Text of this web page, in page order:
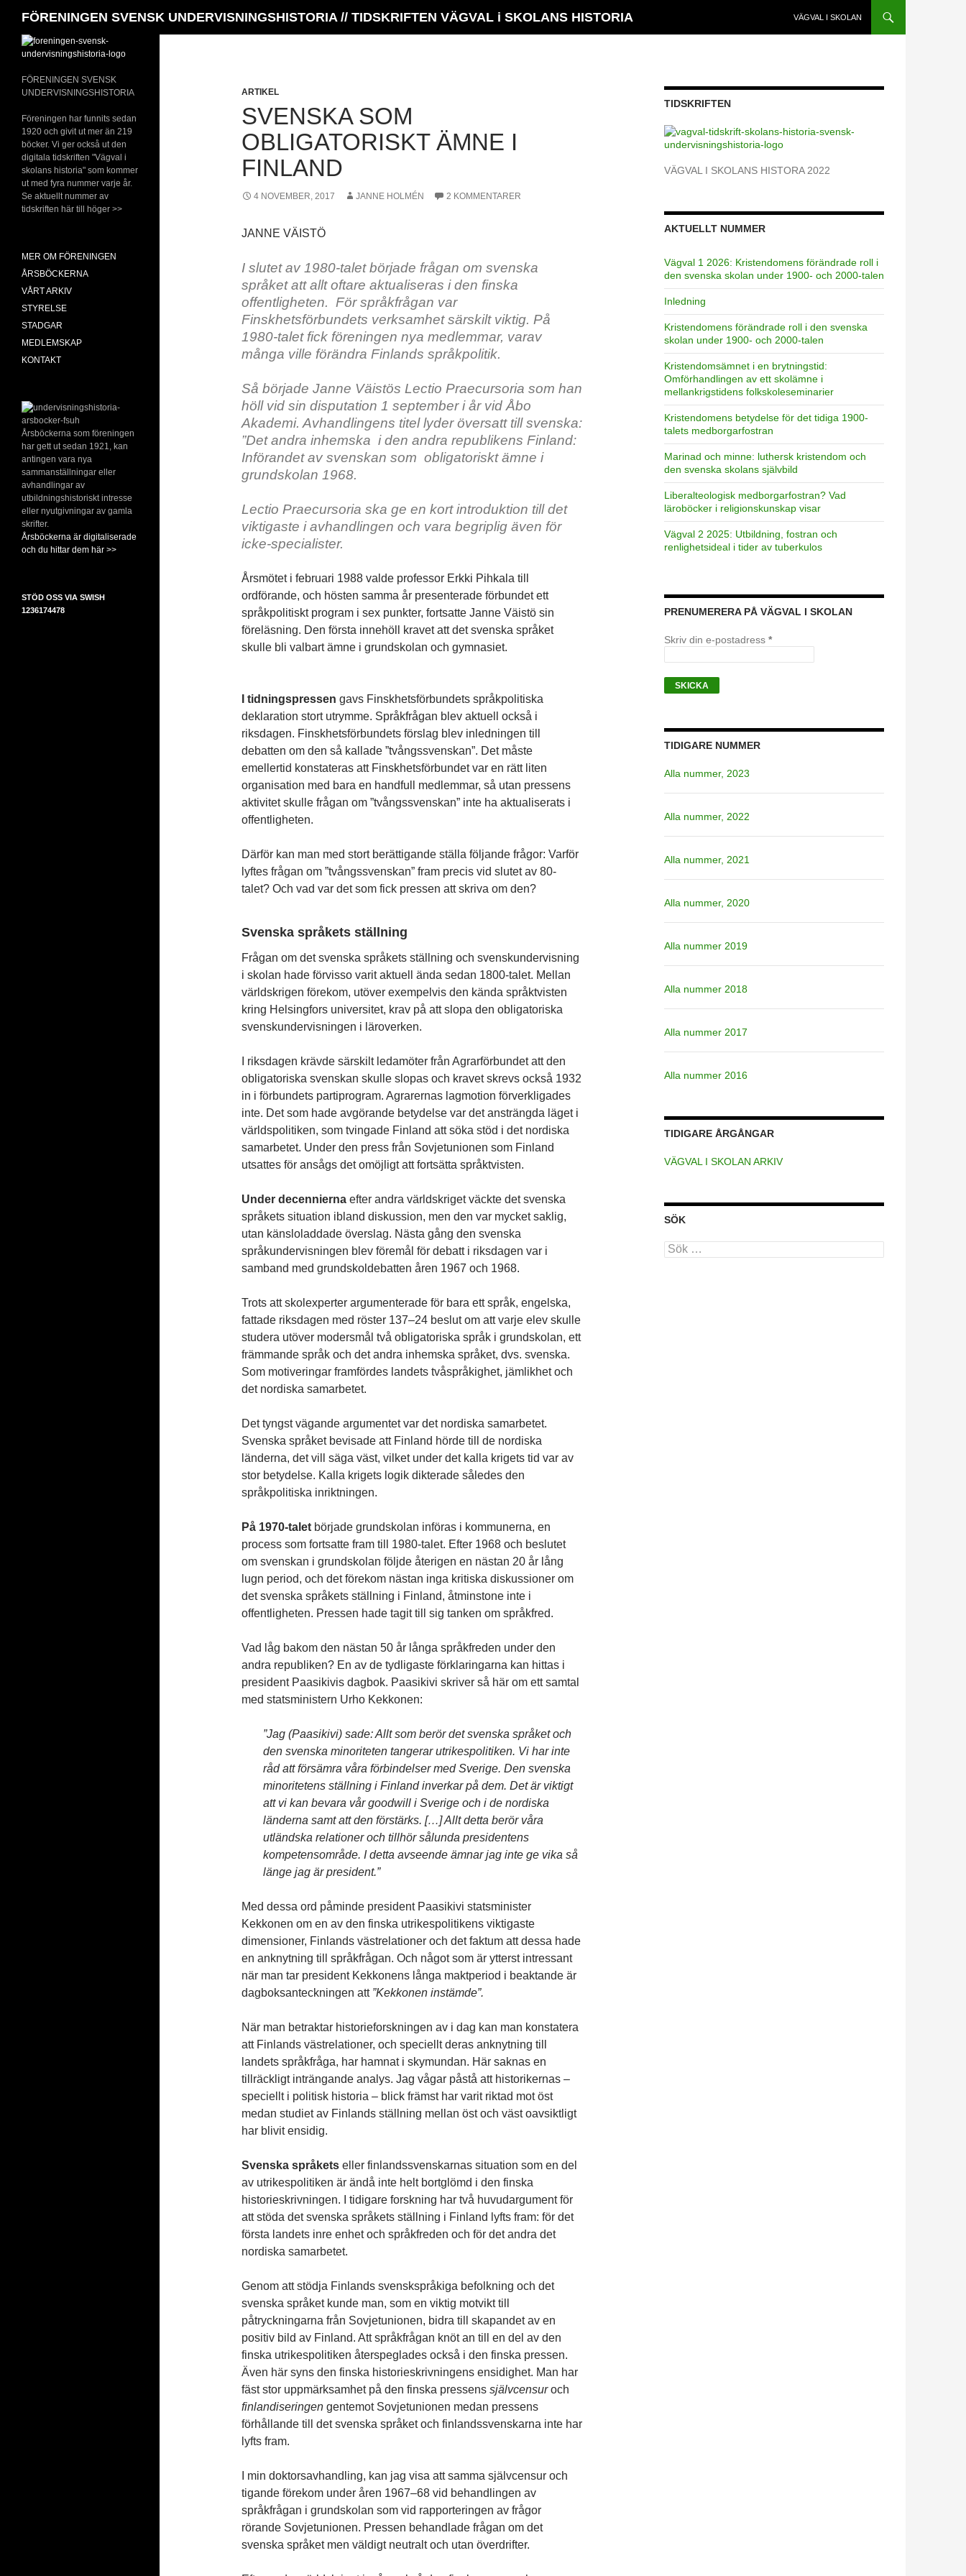
Hoppa
innehåll
FÖRENINGEN SVENSK UNDERVISNINGSHISTORIA // TIDSKRIFTEN VÄGVAL i SKOLANS HISTORIA VÄGVAL I SKOLAN
ARTIKEL
SVENSKA SOM
OBLIGATORISKT ÄMNE I
FINLAND
4 NOVEMBER, 2017 JANNE HOLMÉN 2 KOMMENTARER
JANNE VÄISTÖ
I slutet av 1980-talet började frågan om svenska
språket att allt oftare aktualiseras i den finska
offentligheten. För språkfrågan var
Finskhetsförbundets verksamhet särskilt viktig. På
1980-talet fick föreningen nya medlemmar, varav
många ville förändra Finlands språkpolitik.
Så började Janne Väistös Lectio Praecursoria som han
höll vid sin disputation 1 september i år vid Åbo
Akademi. Avhandlingens titel lyder översatt till svenska:
”Det andra inhemska i den andra republikens Finland:
Införandet av svenskan som obligatoriskt ämne i
grundskolan 1968.
Lectio Praecursoria ska ge en kort introduktion till det
viktigaste i avhandlingen och vara begriplig även för
icke-specialister.
Årsmötet i februari 1988 valde professor Erkki Pihkala till
ordförande, och hösten samma år presenterade förbundet ett
språkpolitiskt program i sex punkter, fortsatte Janne Väistö sin
föreläsning. Den första innehöll kravet att det svenska språket
skulle bli valbart ämne i grundskolan och gymnasiet.
I tidningspressen gavs Finskhetsförbundets språkpolitiska
deklaration stort utrymme. Språkfrågan blev aktuell också i
riksdagen. Finskhetsförbundets förslag blev inledningen till
debatten om den så kallade ”tvångssvenskan”. Det måste
emellertid konstateras att Finskhetsförbundet var en rätt liten
organisation med bara en handfull medlemmar, så utan pressens
aktivitet skulle frågan om ”tvångssvenskan” inte ha aktualiserats i
offentligheten.
Därför kan man med stort berättigande ställa följande frågor: Varför
lyftes frågan om ”tvångssvenskan” fram precis vid slutet av 80-
talet? Och vad var det som fick pressen att skriva om den?
Svenska språkets ställning
Frågan om det svenska språkets ställning och svenskundervisning
i skolan hade förvisso varit aktuell ända sedan 1800-talet. Mellan
världskrigen förekom, utöver exempelvis den kända språktvisten
kring Helsingfors universitet, krav på att slopa den obligatoriska
svenskundervisningen i läroverken.
I riksdagen krävde särskilt ledamöter från Agrarförbundet att den
obligatoriska svenskan skulle slopas och kravet skrevs också 1932
in i förbundets partiprogram. Agrarernas lagmotion förverkligades
inte. Det som hade avgörande betydelse var det ansträngda läget i
världspolitiken, som tvingade Finland att söka stöd i det nordiska
samarbetet. Under den press från Sovjetunionen som Finland
utsattes för ansågs det omöjligt att fortsätta språktvisten.
Under decennierna efter andra världskriget väckte det svenska
språkets situation ibland diskussion, men den var mycket saklig,
utan känsloladdade överslag. Nästa gång den svenska
språkundervisningen blev föremål för debatt i riksdagen var i
samband med grundskoldebatten åren 1967 och 1968.
Trots att skolexperter argumenterade för bara ett språk, engelska,
fattade riksdagen med röster 137–24 beslut om att varje elev skulle
studera utöver modersmål två obligatoriska språk i grundskolan, ett
främmande språk och det andra inhemska språket, dvs. svenska.
Som motiveringar framfördes landets tvåspråkighet, jämlikhet och
det nordiska samarbetet.
Det tyngst vägande argumentet var det nordiska samarbetet.
Svenska språket bevisade att Finland hörde till de nordiska
länderna, det vill säga väst, vilket under det kalla krigets tid var av
stor betydelse. Kalla krigets logik dikterade således den
språkpolitiska inriktningen.
På 1970-talet började grundskolan införas i kommunerna, en
process som fortsatte fram till 1980-talet. Efter 1968 och beslutet
om svenskan i grundskolan följde återigen en nästan 20 år lång
lugn period, och det förekom nästan inga kritiska diskussioner om
det svenska språkets ställning i Finland, åtminstone inte i
offentligheten. Pressen hade tagit till sig tanken om språkfred.
Vad låg bakom den nästan 50 år långa språkfreden under den
andra republiken? En av de tydligaste förklaringarna kan hittas i
president Paasikivis dagbok. Paasikivi skriver så här om ett samtal
med statsministern Urho Kekkonen:
”Jag (Paasikivi) sade: Allt som berör det svenska språket och
den svenska minoriteten tangerar utrikespolitiken. Vi har inte
råd att försämra våra förbindelser med Sverige. Den svenska
minoritetens ställning i Finland inverkar på dem. Det är viktigt
att vi kan bevara vår goodwill i Sverige och i de nordiska
länderna samt att den förstärks. […] Allt detta berör våra
utländska relationer och tillhör sålunda presidentens
kompetensområde. I detta avseende ämnar jag inte ge vika så
länge jag är president.”
Med dessa ord påminde president Paasikivi statsminister
Kekkonen om en av den finska utrikespolitikens viktigaste
dimensioner, Finlands västrelationer och det faktum att dessa hade
en anknytning till språkfrågan. Och något som är ytterst intressant
när man tar president Kekkonens långa maktperiod i beaktande är
dagboksanteckningen att ”Kekkonen instämde”.
När man betraktar historieforskningen av i dag kan man konstatera
att Finlands västrelationer, och speciellt deras anknytning till
landets språkfråga, har hamnat i skymundan. Här saknas en
tillräckligt inträngande analys. Jag vågar påstå att historikernas –
speciellt i politisk historia – blick främst har varit riktad mot öst
medan studiet av Finlands ställning mellan öst och väst oavsiktligt
har blivit ensidig.
Svenska språkets eller finlandssvenskarnas situation som en del
av utrikespolitiken är ändå inte helt bortglömd i den finska
historieskrivningen. I tidigare forskning har två huvudargument för
att stöda det svenska språkets ställning i Finland lyfts fram: för det
första landets inre enhet och språkfreden och för det andra det
nordiska samarbetet.
Genom att stödja Finlands svenskspråkiga befolkning och det
svenska språket kunde man, som en viktig motvikt till
påtryckningarna från Sovjetunionen, bidra till skapandet av en
positiv bild av Finland. Att språkfrågan knöt an till en del av den
finska utrikespolitiken återspeglades också i den finska pressen.
Även här syns den finska historieskrivningens ensidighet. Man har
fäst stor uppmärksamhet på den finska pressens självcensuroch
finlandiseringen gentemot Sovjetunionen medan pressens
förhållande till det svenska språket och finlandssvenskarna inte har
lyfts fram.
I min doktorsavhandling, kan jag visa att samma självcensur och
tigande förekom under åren 1967–68 vid behandlingen av
språkfrågan i grundskolan som vid rapporteringen av frågor
rörande Sovjetunionen. Pressen behandlade frågan om det
svenska språket men väldigt neutralt och utan överdrifter.
TIDSKRIFTEN
VÄGVAL I SKOLANS HISTORA 2022
AKTUELLT NUMMER
Vägval 1 2026: Kristendomens förändrade roll i
den svenska skolan under 1900- och 2000-talen
Inledning
Kristendomens förändrade roll i den svenska
skolan under 1900- och 2000-talen
Kristendomsämnet i en brytningstid:
Omförhandlingen av ett skolämne i
mellankrigstidens folkskoleseminarier
Kristendomens betydelse för det tidiga 1900-
talets medborgarfostran
Marinad och minne: luthersk kristendom och
den svenska skolans självbild
Liberalteologisk medborgarfostran? Vad
läroböcker i religionskunskap visar
Vägval 2 2025: Utbildning, fostran och
renlighetsideal i tider av tuberkulos
PRENUMERERA PÅ VÄGVAL I SKOLAN
Skriv din e-postadress *
TIDIGARE NUMMER
Alla nummer, 2023
Alla nummer, 2022
Alla nummer, 2021
Alla nummer, 2020
Alla nummer 2019
Alla nummer 2018
Alla nummer 2017
Alla nummer 2016
TIDIGARE ÅRGÅNGAR
VÄGVAL I SKOLAN ARKIV
SÖK
Sök
efter:
FÖRENINGEN SVENSK
UNDERVISNINGSHISTORIA
Föreningen har funnits sedan
1920 och givit ut mer än 219
böcker. Vi ger också ut den
digitala tidskriften "Vägval i
skolans historia" som kommer
ut med fyra nummer varje år.
Se aktuellt nummer av
tidskriften här till höger >>
MER OM FÖRENINGEN
ÅRSBÖCKERNA
VÅRT ARKIV
STYRELSE
STADGAR
MEDLEMSKAP
KONTAKT
Årsböckerna som föreningen
har gett ut sedan 1921, kan
antingen vara nya
sammanställningar eller
avhandlingar av
utbildningshistoriskt intresse
eller nyutgivningar av gamla
skrifter.
Årsböckerna är digitaliserade
och du hittar dem här >>
STÖD OSS VIA SWISH
1236174478